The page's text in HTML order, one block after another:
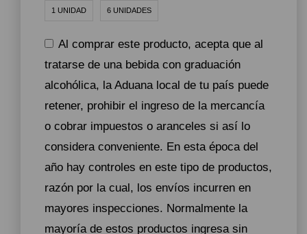
1 UNIDAD 6 UNIDADES
Al comprar este producto, acepta que al
tratarse de una bebida con graduación
alcohólica, la Aduana local de tu país puede
retener, prohibir el ingreso de la mercancía
o cobrar impuestos o aranceles si así lo
considera conveniente. En esta época del
año hay controles en este tipo de productos,
razón por la cual, los envíos incurren en
mayores inspecciones. Normalmente la
mayoría de estos productos ingresa sin